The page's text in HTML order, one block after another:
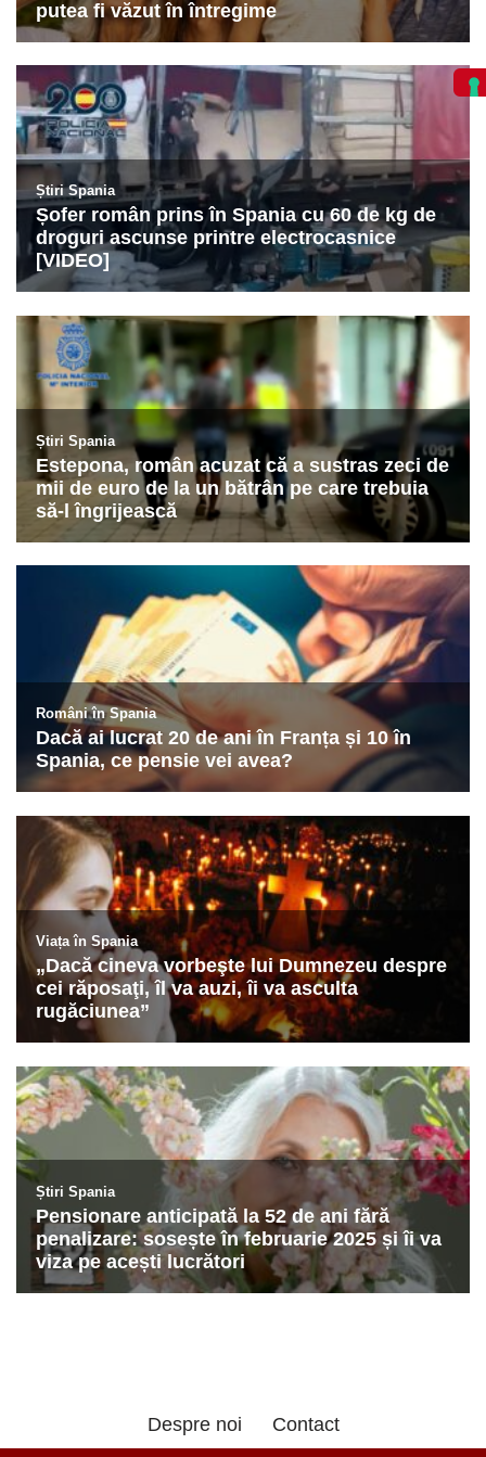
Despre noi Contact